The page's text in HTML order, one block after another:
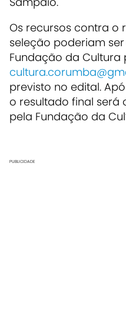
Os recursos contra o
seleção poderiam
Fundação da
previsto no edital.
o resultado final será
pela Fundação da
PUBLICIDADE